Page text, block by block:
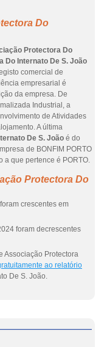
Do
Protectora Do
Do Internato De S. João
comercial de
empresarial é
da empresa. De
Industrial, a
de Atividades
A última
De S. João é do
de BONFIM PORTO
a que pertence é PORTO.
Protectora Do
crescentes em
foram decrescentes
Associação Protectora
ao relatório
De S. João.